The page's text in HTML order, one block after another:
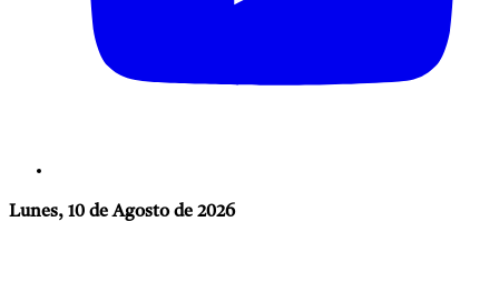
Lunes, 10 de Agosto de 2026